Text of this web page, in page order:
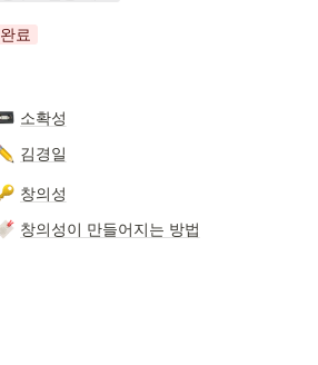
완료
소확성
김경일
창의성
창의성이 만들어지는 방법